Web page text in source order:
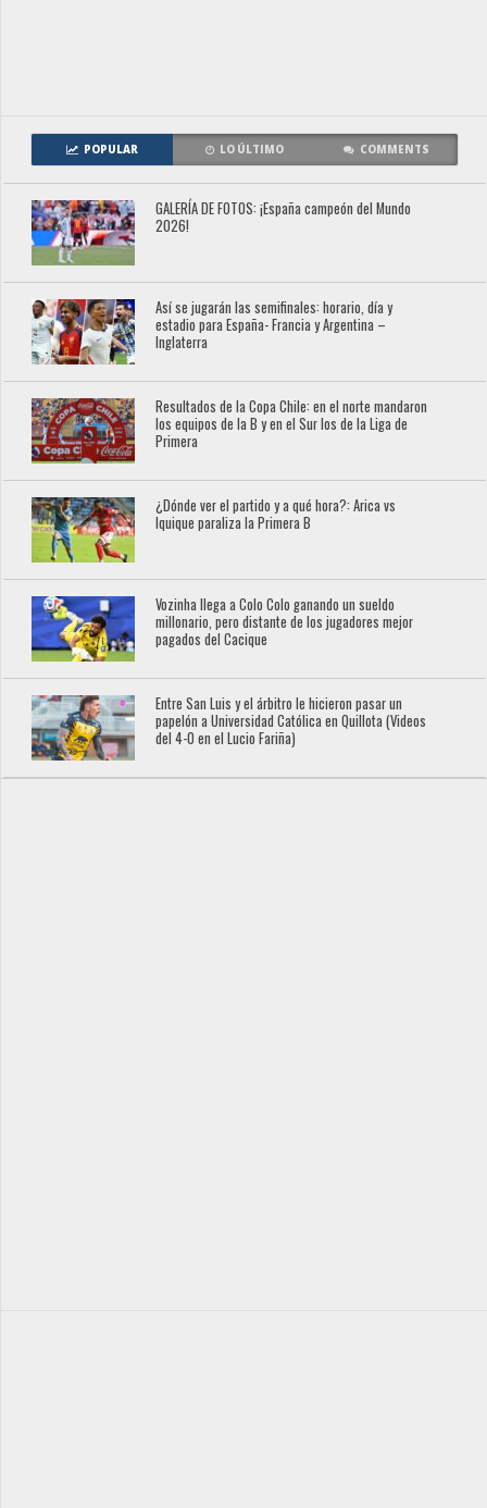
POPULAR LO ÚLTIMO COMMENTS
GALERÍA DE FOTOS: ¡España campeón del Mundo
2026!
Así se jugarán las semifinales: horario, día y
estadio para España- Francia y Argentina –
Inglaterra
Resultados de la Copa Chile: en el norte mandaron
los equipos de la B y en el Sur los de la Liga de
Primera
¿Dónde ver el partido y a qué hora?: Arica vs
Iquique paraliza la Primera B
Vozinha llega a Colo Colo ganando un sueldo
millonario, pero distante de los jugadores mejor
pagados del Cacique
Entre San Luis y el árbitro le hicieron pasar un
papelón a Universidad Católica en Quillota (Videos
del 4-0 en el Lucio Fariña)